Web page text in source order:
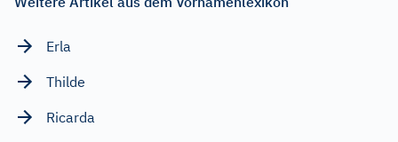
Erla
Thilde
Ricarda